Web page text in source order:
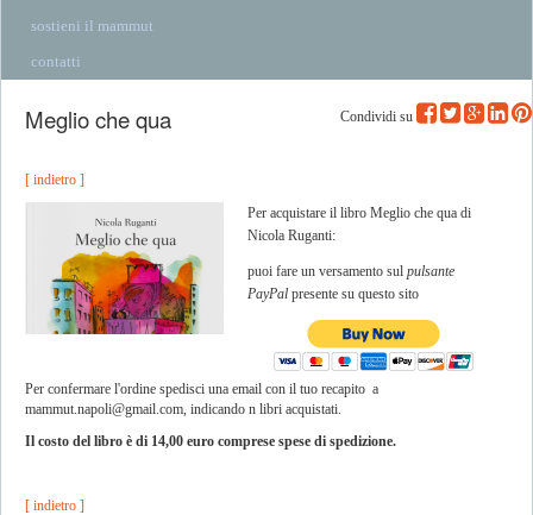
sostieni il mammut
contatti
Condividi su
Meglio che qua
[ indietro ]
Per acquistare il libro Meglio che qua di
Nicola Ruganti:
puoi fare un versamento sul pulsante
PayPal presente su questo sito
Per confermare l'ordine spedisci una email con il tuo recapito a
mammut.napoli@gmail.com, indicando n libri acquistati.
Il costo del libro è di 14,00 euro comprese spese di spedizione.
[ indietro ]